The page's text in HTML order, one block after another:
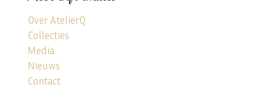
Over AtelierQ
Collecties
Media
Nieuws
Contact